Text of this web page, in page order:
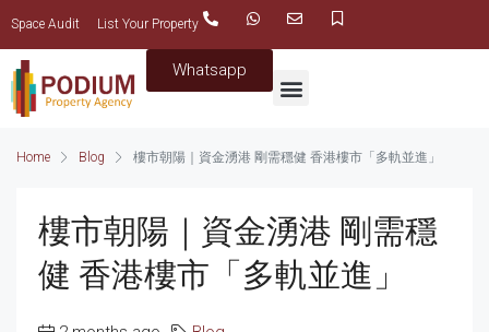
Space Audit List Your Property
Whatsapp
Home Blog 樓市朝陽｜資金湧港 剛需穩健 香港樓市「多軌並進」
樓市朝陽｜資金湧港 剛需穩
健 香港樓市「多軌並進」